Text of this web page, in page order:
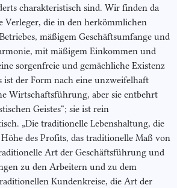
charakteristisch sind. Wir finden da
Verleger, die in den herkömmlichen
mäßigem Geschäftsumfange und
mit mäßigem Einkommen und
sorgenfreie und gemächliche Existenz
ist der Form nach eine unzweifelhaft
Wirtschaftsführung, aber sie entbehrt
Geistes“; sie ist rein
„Die traditionelle Lebenshaltung, die
des Profits, das traditionelle Maß von
Art der Geschäftsführung und
zu den Arbeitern und zu dem
Kundenkreise, die Art der